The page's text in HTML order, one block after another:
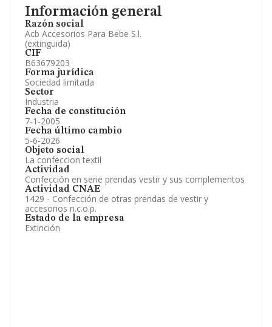
Información general
Razón social
Acb Accesorios Para Bebe S.l.
(extinguida)
CIF
B63679203
Forma jurídica
Sociedad limitada
Sector
Industria
Fecha de constitución
7-1-2005
Fecha último cambio
5-6-2026
Objeto social
La confeccion textil
Actividad
Confección en serie prendas vestir y sus complementos
Actividad CNAE
1429 - Confección de otras prendas de vestir y
accesorios n.c.o.p.
Estado de la empresa
Extinción
Información oficial y registral complementaria.